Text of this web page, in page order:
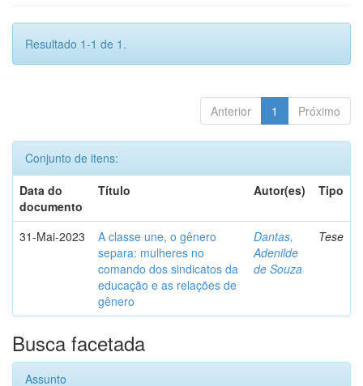
Resultado 1-1 de 1.
Anterior 1 Próximo
Conjunto de itens:
Data do
documento
Título Autor(es) Tipo
31-Mai-2023
A classe une, o gênero
separa: mulheres no
comando dos sindicatos da
educação e as relações de
gênero
Dantas,
Adenilde
de Souza
Tese
Busca facetada
Assunto